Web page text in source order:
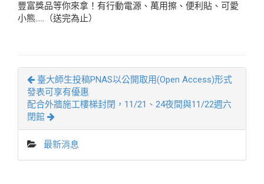
豐富獎品等你來拿！有行動電源、萬用擦、便利貼、可愛
小熊…..（送完為止）
臺大師生投稿PNAS以公開取用(Open Access)形式
發表可享有優惠
配合外牆施工樓梯封閉，11/21、24夜間與11/22週六
閉館
最新消息